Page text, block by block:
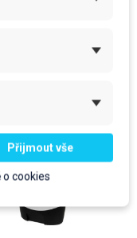
Přijmout vše
cookies